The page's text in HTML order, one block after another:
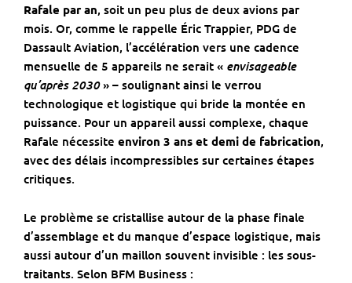
Rafale par an, soit un peu plus de deux avions par
mois. Or, comme le rappelle Éric Trappier, PDG de
Dassault Aviation, l’accélération vers une cadence
mensuelle de 5 appareils ne serait « envisageable
qu’après 2030» – soulignant ainsi le verrou
technologique et logistique qui bride la montée en
puissance. Pour un appareil aussi complexe, chaque
Rafale nécessite environ 3 ans et demi de fabrication,
avec des délais incompressibles sur certaines étapes
critiques.
Le problème se cristallise autour de la phase finale
d’assemblage et du manque d’espace logistique, mais
aussi autour d’un maillon souvent invisible : les sous-
traitants. Selon BFM Business :